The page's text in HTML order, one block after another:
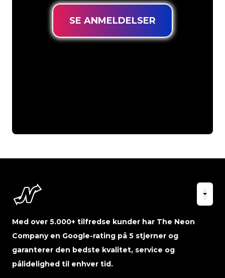
SE ANMELDELSER
Med over 5.000+ tilfredse kunder har The Neon
Company en Google-rating på 5 stjerner og
garanterer den bedste kvalitet, service og
pålidelighed til enhver tid.